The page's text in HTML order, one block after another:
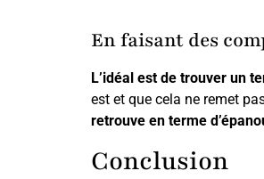
En faisant des
L’idéal est de trouver un
est et que cela ne remet
retrouve en terme
Conclusion